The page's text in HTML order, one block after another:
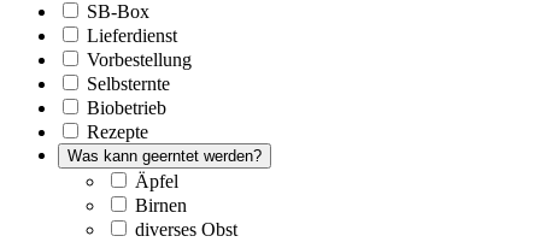
SB-Box
Lieferdienst
Vorbestellung
Selbsternte
Biobetrieb
Rezepte
Was kann geerntet werden?
Äpfel
Birnen
diverses Obst